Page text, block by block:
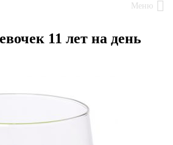
Меню
11 лет на день